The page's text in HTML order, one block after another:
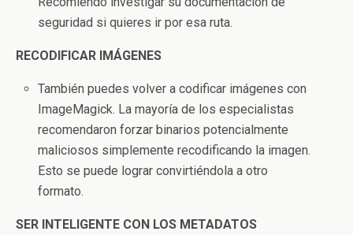
seguridad si quieres ir por esa ruta.
RECODIFICAR IMÁGENES
También puedes volver a codificar imágenes con
ImageMagick. La mayoría de los especialistas
recomendaron forzar binarios potencialmente
maliciosos simplemente recodificando la imagen.
Esto se puede lograr convirtiéndola a otro
formato.
SER INTELIGENTE CON LOS METADATOS